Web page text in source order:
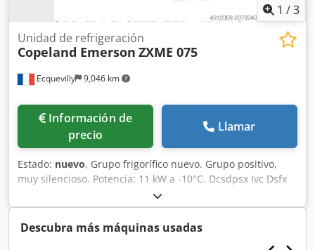
1 /3
Ecquevilly 9,046 km
Unidad de refrigeración
Copeland Emerson ZXME 075
Información de
precio
Llamar
Estado: nuevo, Grupo frigorífico nuevo. Grupo positivo,
muy silencioso. Potencia: 11 kW a -10°C. Dcsdpsx Ivc Dsfx
Descubra más máquinas usadas